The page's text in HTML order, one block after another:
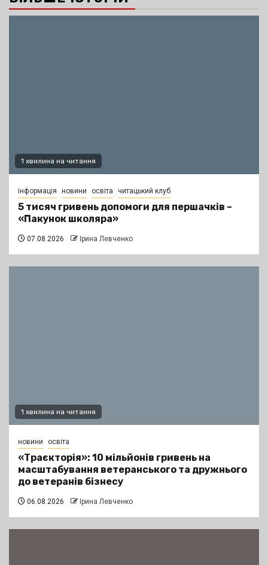
1 хвилина на читання
інформація новини освіта читацький клуб
5 тисяч гривень допомоги для першачків –
«Пакунок школяра»
07.08.2026 Ірина Левченко
1 хвилина на читання
новини освіта
«Траєкторія»: 10 мільйонів гривень на
масштабування ветеранського та дружнього
до ветеранів бізнесу
06.08.2026 Ірина Левченко